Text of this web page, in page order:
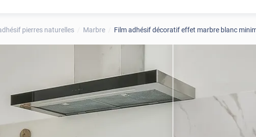
pierres naturelles Marbre Film adhésif décoratif effet marbre blanc